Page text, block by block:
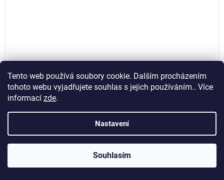
Tento web používá soubory cookie. Dalším procházením
tohoto webu vyjadřujete souhlas s jejich používáním.. Více
informací zde.
Nastavení
Souhlasím